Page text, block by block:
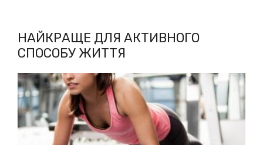
НАЙКРАЩЕ ДЛЯ АКТИВНОГО
СПОСОБУ ЖИТТЯ